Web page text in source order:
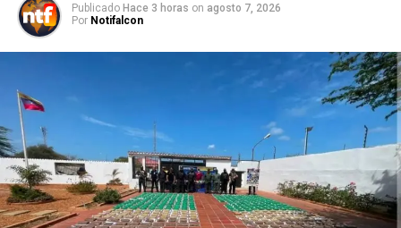
Publicado Hace 3 horas on agosto 7, 2026
Por Notifalcon